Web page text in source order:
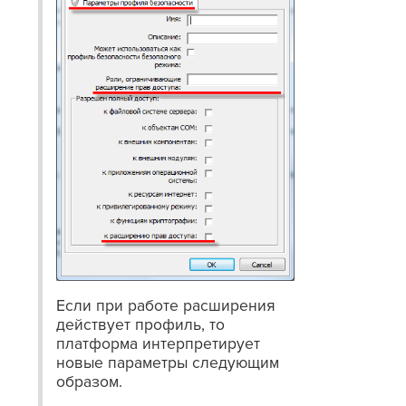
Если при работе расширения
действует профиль, то
платформа интерпретирует
новые параметры следующим
образом.